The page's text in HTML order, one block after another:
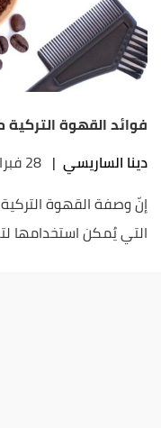
فوائد القهوة التركية
دينا الساريسي | 28 فبراير 2022
إنّ وصفة القهوة
التي يُمكن استخدامها